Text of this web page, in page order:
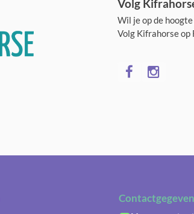
Volg
Wil je op de
Volg Kifrahorse op